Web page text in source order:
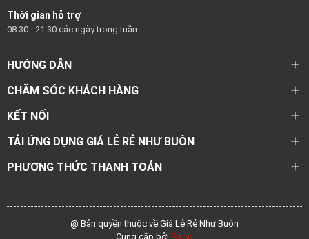
Thời gian hỗ trợ
08:30 - 21:30 các ngày trong tuần
HƯỚNG DẪN
CHĂM SÓC KHÁCH HÀNG
KẾT NỐI
TẢI ỨNG DỤNG GIÁ LẺ RẺ NHƯ BUÔN
PHƯƠNG THỨC THANH TOÁN
@ Bản quyền thuộc về Giá Lẻ Rẻ Như Buôn
Cung cấp bởi Sapo